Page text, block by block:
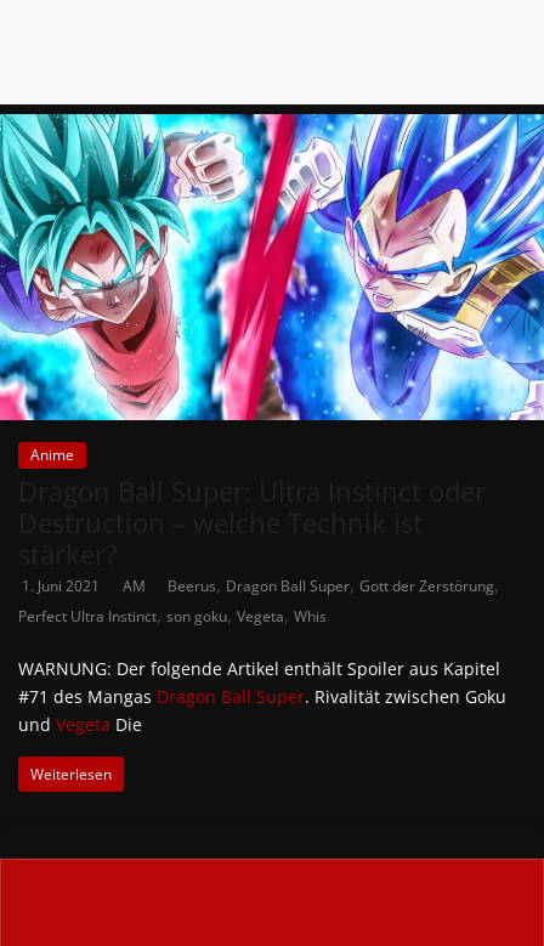
Anime
1. Juni 2021 AM Beerus, Dragon Ball Super, Gott der Zerstörung,
Perfect Ultra Instinct, son goku, Vegeta, Whis
WARNUNG: Der folgende Artikel enthält Spoiler aus Kapitel
#71 des Mangas Dragon Ball Super. Rivalität zwischen Goku
und Vegeta Die
Weiterlesen